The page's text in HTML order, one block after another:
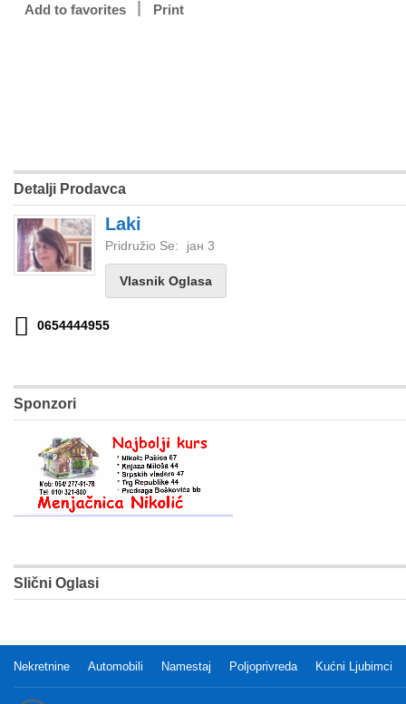
Add to favorites Print
Detalji Prodavca
Laki
Pridružio Se: јан 3
Vlasnik Oglasa
0654444955
Sponzori
Slični Oglasi
Nekretnine Automobili Namestaj Poljoprivreda Kućni Ljubimci